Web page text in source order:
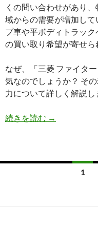
くの問い合わせがあり
域からの需要が増加し
プ車や平ボディトラッ
の買い取り希望が寄せら
なぜ、「三菱 ファイタ
気なのでしょうか？ そ
力について詳しく解説し
続きを読む
三
イ
→
ナ
1